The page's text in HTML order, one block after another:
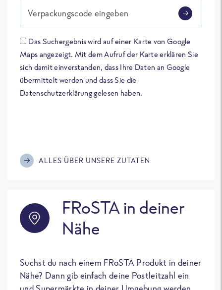
Verpackungscode eingeben
Das Suchergebnis wird auf einer Karte von Google
Maps angezeigt. Mit dem Aufruf der Karte erklären Sie
sich damit einverstanden, dass Ihre Daten an Google
übermittelt werden und dass Sie die
Datenschutzerklärung gelesen haben.
ALLES ÜBER UNSERE ZUTATEN
FRoSTA in deiner
Nähe
Suchst du nach einem FRoSTA Produkt in deiner
Nähe? Dann gib einfach deine Postleitzahl ein